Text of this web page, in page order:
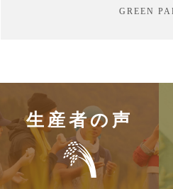
GREEN
生産者の声